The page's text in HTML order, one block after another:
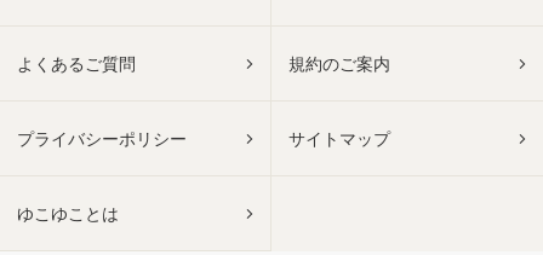
よくあるご質問 規約のご案内
プライバシーポリシー サイトマップ
ゆこゆことは